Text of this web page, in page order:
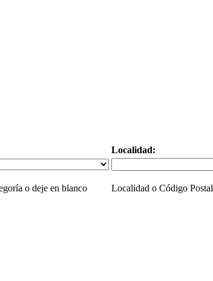
Localidad:
o deje en blanco Localidad o Código Postal